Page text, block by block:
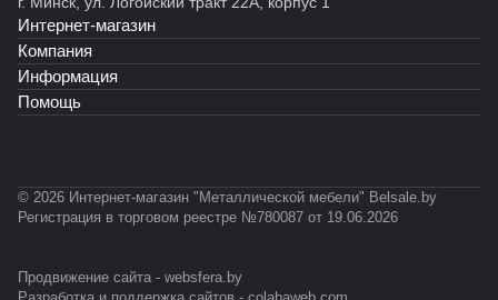
й
С
Т
Ф
Л
У
С
У
М
-
E
У
М
-
0
2
3
Интернет-магазин
Компания
Информация
Помощь
© 2026 Интернет-магазин "Металлической мебели" Belsale.by
Регистрация в торговом реестре №780087 от 19.06.2026
Продвижение сайта - websfera.by